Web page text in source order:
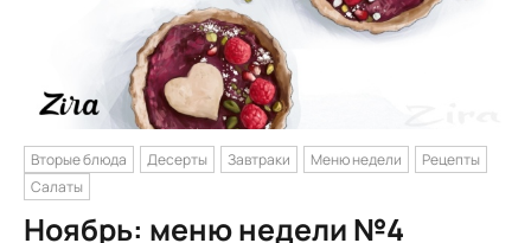
Вторые блюда Десерты Завтраки Меню недели
Рецепты
Салаты
Ноябрь: меню недели №4